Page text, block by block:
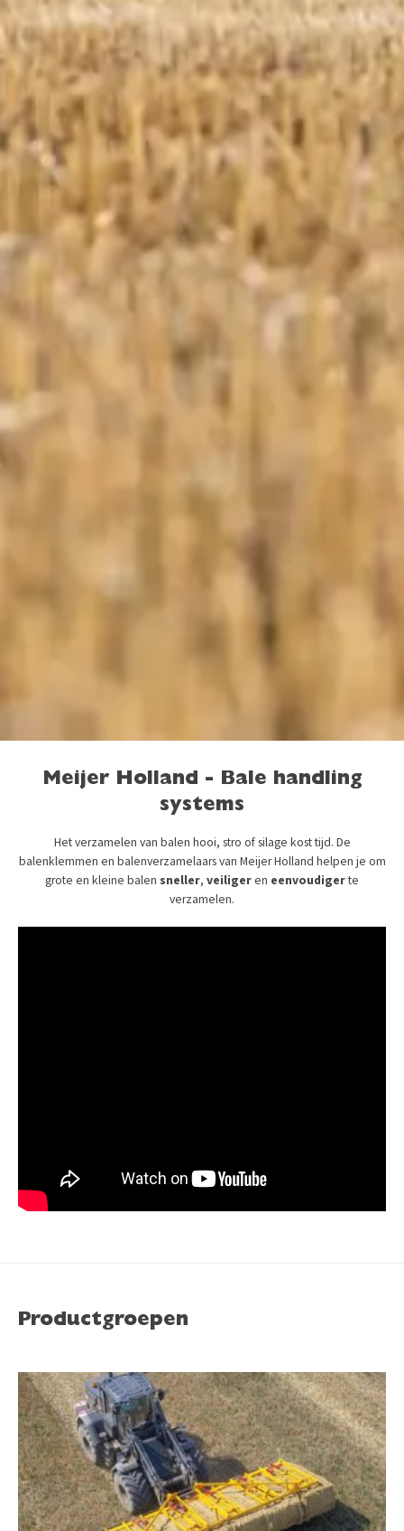
Meijer Holland - Bale handling
systems
Het verzamelen van balen hooi, stro of silage kost tijd. De
balenklemmen en balenverzamelaars van Meijer Holland helpen je om
grote en kleine balen sneller, veiligeren eenvoudigerte
verzamelen.
Productgroepen